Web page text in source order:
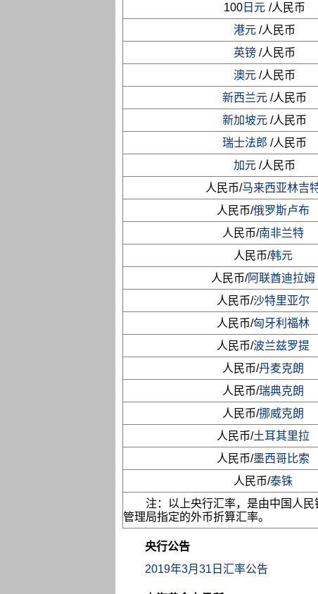
100 日元 /人民币
港元 /人民币
英镑 /人民币
澳元 /人民币
新西兰元 /人民币
新加坡元 /人民币
瑞士法郎 /人民币
加元 /人民币
人民币/马来西亚林吉
人民币/俄罗斯卢布
人民币/南非兰特
人民币/韩元
人民币/阿联酋迪拉姆
人民币/沙特里亚尔
人民币/匈牙利福林
人民币/波兰兹罗提
人民币/丹麦克朗
人民币/瑞典克朗
人民币/挪威克朗
人民币/土耳其里拉
人民币/墨西哥比索
人民币/泰铢
注：以上央行汇率，是由中国人
管理局指定的外币折算汇率。
央行公告
2019年3月31日汇率公告